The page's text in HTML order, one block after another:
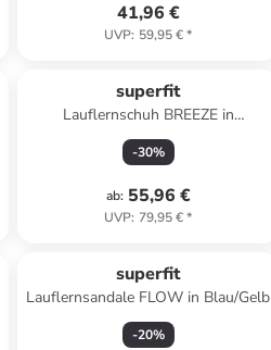
41,96 €
UVP: 59,95 €*
superfit
Lauflernschuh BREEZE in
Silber/Rosa
-30%
ab: 55,96 €
UVP: 79,95 €*
superfit
Lauflernsandale FLOW in Blau/Gelb
-20%